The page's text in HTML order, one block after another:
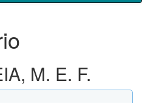
M. E. F.